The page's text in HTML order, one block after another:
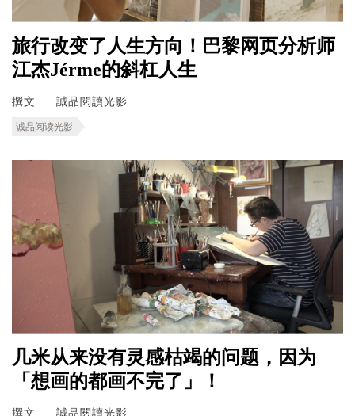
旅行改变了人生方向！巴黎网页分析师
江杰Jérme的斜杠人生
撰文 誠品閱讀光影
诚品阅读光影
几米从来没有灵感枯竭的问题，因为
「想画的都画不完了」！
撰文 誠品閱讀光影